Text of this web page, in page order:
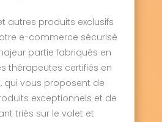
autres produits exclusifs
e-commerce sécurisé
partie fabriqués en
thérapeutes certifiés en
qui vous proposent de
exceptionnels et de
triés sur le volet et